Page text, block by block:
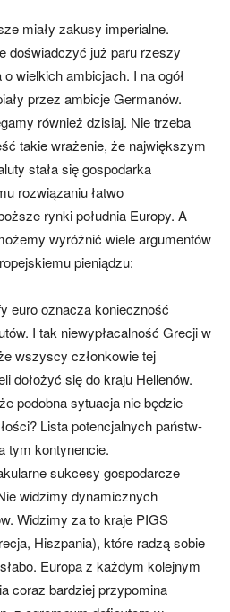
miały zakusy imperialne.
doświadczyć już paru rzeszy
wielkich ambicjach. I na ogół
przez ambicje Germanów.
również dzisiaj. Nie trzeba
takie wrażenie, że największym
stała się gospodarka
rozwiązaniu łatwo
rynki południa Europy. A
wyróżnić wiele argumentów
pieniądzu:
euro oznacza konieczność
I tak niewypłacalność Grecji w
wszyscy członkowie tej
dołożyć się do kraju Hellenów.
podobna sytuacja nie będzie
Lista potencjalnych państw-
tym kontynencie.
sukcesy gospodarcze
widzimy dynamicznych
Widzimy za to kraje PIGS
Hiszpania), które radzą sobie
Europa z każdym kolejnym
coraz bardziej przypomina